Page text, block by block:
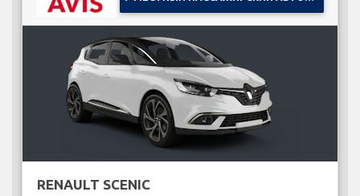
RENAULT SCENIC